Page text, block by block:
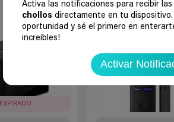
Activa las notificaciones para recibir las
chollos directamente en tu dispositivo.
oportunidad y sé el primero en
increíbles!
Activar
EXPIRADO
-34%